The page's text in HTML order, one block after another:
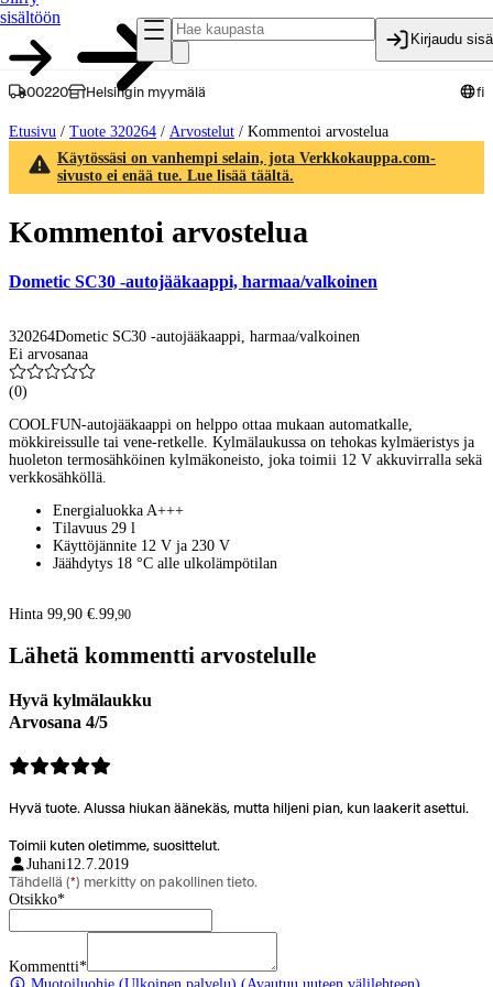
sisältöön
Kirjaudu
00220 Helsingin myymälä fi
Etusivu / Tuote 320264 / Arvostelut / Kommentoi arvostelua
Käytössäsi on vanhempi selain, jota Verkkokauppa.com-
sivusto ei enää tue. Lue lisää täältä.
Kommentoi arvostelua
Dometic SC30 -autojääkaappi, harmaa/valkoinen
320264Dometic SC30 -autojääkaappi, harmaa/valkoinen
Ei arvosanaa
(0)
COOLFUN-autojääkaappi on helppo ottaa mukaan automatkalle,
mökkireissulle tai vene-retkelle. Kylmälaukussa on tehokas kylmäeristys ja
huoleton termosähköinen kylmäkoneisto, joka toimii 12 V akkuvirralla sekä
verkkosähköllä.
Energialuokka A+++
Tilavuus 29 l
Käyttöjännite 12 V ja 230 V
Jäähdytys 18 °C alle ulkolämpötilan
Hinta 99,90 €. 99,90
Lähetä kommentti arvostelulle
Hyvä kylmälaukku
Arvosana 4/5
Hyvä tuote. Alussa hiukan äänekäs, mutta hiljeni pian, kun laakerit asettui.
Toimii kuten oletimme, suosittelut.
Juhani12.7.2019
Tähdellä (*) merkitty on pakollinen tieto.
Otsikko*
Kommentti*